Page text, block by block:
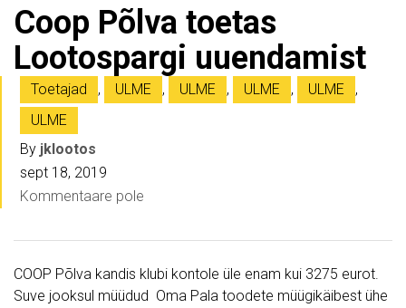
Coop Põlva toetas
Lootospargi uuendamist
Toetajad , ULME , ULME , ULME , ULME
,
ULME
By jklootos
sept 18, 2019
Kommentaare pole
COOP Põlva kandis klubi kontole üle enam kui 3275 eurot.
Suve jooksul müüdud Oma Pala toodete müügikäibest ühe